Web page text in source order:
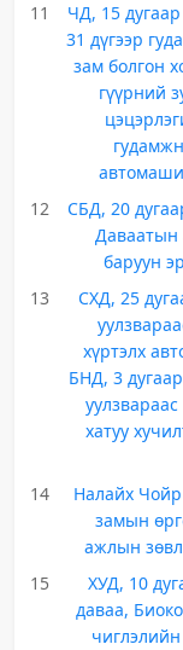
11
ЧД, 15
31 дүгээр
зам болгон
гүүрний
12
СБД, 20
Даваатын
баруун
13
СХД, 25
хүртэлх
БНД, 3
хатуу
14
Налайх
замын
ажлын
15
ХУД, 10
даваа,